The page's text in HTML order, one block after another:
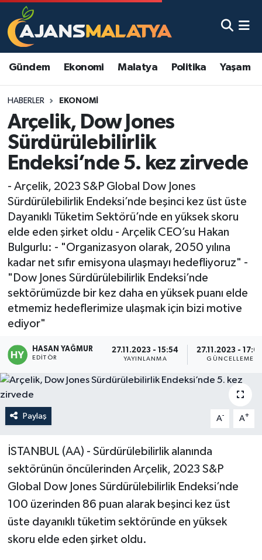
Gündem Ekonomi Malatya Politika Yaşam
HABERLER EKONOMI
Arçelik, Dow Jones
Sürdürülebilirlik
Endeksi’nde 5. kez zirvede
- Arçelik, 2023 S&P Global Dow Jones
Sürdürülebilirlik Endeksi’nde beşinci kez üst üste
Dayanıklı Tüketim Sektörü’nde en yüksek skoru
elde eden şirket oldu - Arçelik CEO’su Hakan
Bulgurlu: - "Organizasyon olarak, 2050 yılına
kadar net sıfır emisyona ulaşmayı hedefliyoruz" -
"Dow Jones Sürdürülebilirlik Endeksi’nde
sektörümüzde bir kez daha en yüksek puanı elde
etmemiz hedeflerimize ulaşmak için bizi motive
ediyor"
HASAN YAĞMUR
EDITÖR
27.11.2023 - 15:54
YAYINLANMA
27.11.2023 -
GÜNCELLEME
Paylaş A- A+
İSTANBUL (AA) - Sürdürülebilirlik alanında
sektörünün öncülerinden Arçelik, 2023 S&P
Global Dow Jones Sürdürülebilirlik Endeksi’nde
100 üzerinden 86 puan alarak beşinci kez üst
üste dayanıklı tüketim sektöründe en yüksek
skoru elde eden şirket oldu.
Asayiş
Eğitim
Ekonomi
Gündem
Kadın
Kültür & Sanat
Magazin
Politika
Sağlık
Spor
Malatya Nöbetçi Eczaneler
Malatya Namaz Vakitleri
Malatya Trafik Yoğunluk Haritası
TFF 3.Lig 2.Grup Puan Durumu ve Fikstür
Tüm Manşetler
Son Dakika Haberleri
Haber Arşivi